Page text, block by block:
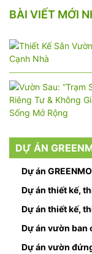
BÀI VIẾT MỚI
DỰ ÁN
Dự án
Dự án thiết kế,
Dự án thiết kế,
Dự án vườn ban
Dự án vườn